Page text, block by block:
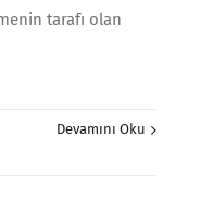
tarafı olan
Devamını Oku